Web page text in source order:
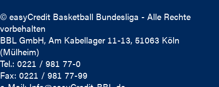
© easyCredit Basketball Bundesliga - Alle Rechte
vorbehalten
BBL GmbH, Am Kabellager 11-13, 51063 Köln
(Mülheim)
Tel.: 0221 / 981 77-0
Fax: 0221 / 981 77-99